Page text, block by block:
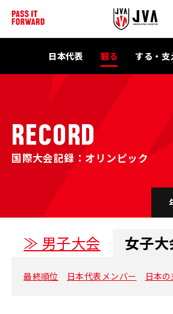
日本代表 観る する・支
RECORD
国際大会記録：オリンピック
≫ 男子大会 女子大
最終順位 日本代表メンバー 日本